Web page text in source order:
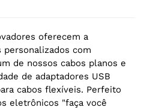
oferecem a
com
de nossos cabos planos e
de adaptadores USB
cabos flexíveis. Perfeito
eletrônicos "faça você